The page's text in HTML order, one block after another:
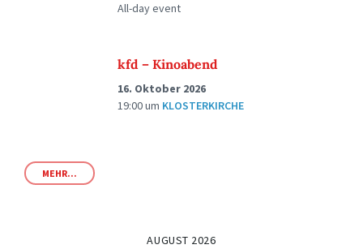
All-day event
kfd – Kinoabend
16. Oktober 2026
19:00um KLOSTERKIRCHE
MEHR...
AUGUST 2026